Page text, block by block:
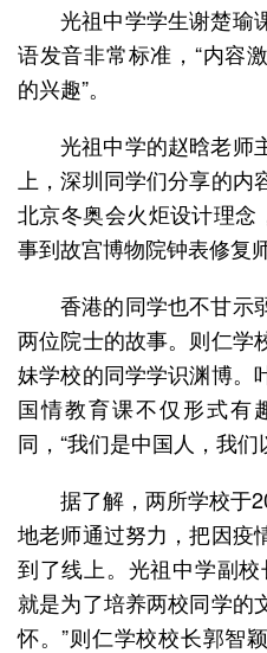
光祖中学学生谢楚瑜
语发音非常标准，“内容
的兴趣”。
光祖中学的赵晗老师
上，深圳同学们分享的
北京冬奥会火炬设计理念
事到故宫博物院钟表修
香港的同学也不甘示
两位院士的故事。则仁学
妹学校的同学学识渊博。
国情教育课不仅形式有
同，“我们是中国人，我们
据了解，两所学校于
地老师通过努力，把因疫
到了线上。光祖中学副
就是为了培养两校同学的
怀。”则仁学校校长郭智